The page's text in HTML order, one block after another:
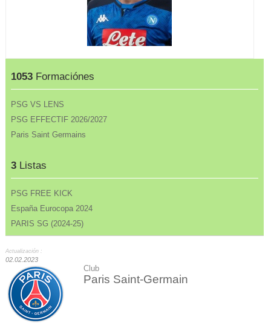
1053 Formaciónes
PSG VS LENS
PSG EFFECTIF 2026/2027
Paris Saint Germains
3 Listas
PSG FREE KICK
España Eurocopa 2024
PARIS SG (2024-25)
Actualización :
02.02.2023
Club
Paris Saint-Germain